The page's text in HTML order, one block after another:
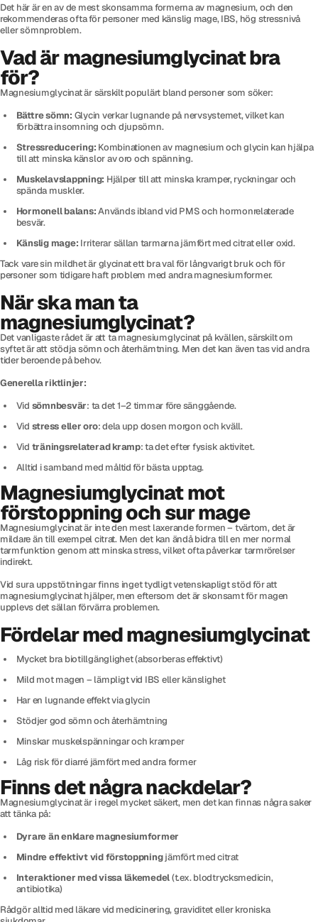
Det här är en av de mest skonsamma formerna av magnesium, och den
rekommenderas ofta för personer med känslig mage, IBS, hög stressnivå
eller sömnproblem.
Vad är magnesiumglycinat bra
för?
Magnesiumglycinat är särskilt populärt bland personer som söker:
Bättre sömn: Glycin verkar lugnande på nervsystemet, vilket kan
förbättra insomning och djupsömn.
Stressreducering: Kombinationen av magnesium och glycin kan hjälpa
till att minska känslor av oro och spänning.
Muskelavslappning: Hjälper till att minska kramper, ryckningar och
spända muskler.
Hormonell balans:Används ibland vid PMS och hormonrelaterade
besvär.
Känslig mage: Irriterar sällan tarmarna jämfört med citrat eller oxid.
Tack vare sin mildhet är glycinat ett bra val för långvarigt bruk och för
personer som tidigare haft problem med andra magnesiumformer.
När ska man ta
magnesiumglycinat?
Det vanligaste rådet är att ta magnesiumglycinat på kvällen, särskilt om
syftet är att stödja sömn och återhämtning. Men det kan även tas vid andra
tider beroende på behov.
Generella riktlinjer:
Vid sömnbesvär: ta det 1–2 timmar före sänggående.
Vid stress eller oro: dela upp dosen morgon och kväll.
Vid träningsrelaterad kramp: ta det efter fysisk aktivitet.
Alltid i samband med måltid för bästa upptag.
Magnesiumglycinat mot
förstoppning och sur mage
Magnesiumglycinat är inte den mest laxerande formen – tvärtom, det är
mildare än till exempel citrat. Men det kan ändå bidra till en mer normal
tarmfunktion genom att minska stress, vilket ofta påverkar tarmrörelser
indirekt.
Vid sura uppstötningar finns inget tydligt vetenskapligt stöd för att
magnesiumglycinat hjälper, men eftersom det är skonsamt för magen
upplevs det sällan förvärra problemen.
Fördelar med magnesiumglycinat
Mycket bra biotillgänglighet (absorberas effektivt)
Mild mot magen – lämpligt vid IBS eller känslighet
Har en lugnande effekt via glycin
Stödjer god sömn och återhämtning
Minskar muskelspänningar och kramper
Låg risk för diarré jämfört med andra former
Finns det några nackdelar?
Magnesiumglycinat är i regel mycket säkert, men det kan finnas några saker
att tänka på:
Dyrare än enklare magnesiumformer
Mindre effektivt vid förstoppningjämfört med citrat
Interaktioner med vissa läkemedel(t.ex. blodtrycksmedicin,
antibiotika)
Rådgör alltid med läkare vid medicinering, graviditet eller kroniska